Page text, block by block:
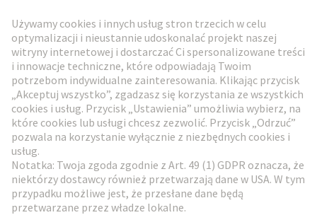
Przejdź do rejestracji
Social Media